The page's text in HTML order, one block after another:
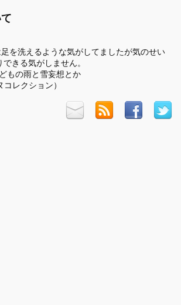
を洗えるような気がしてましたが気のせい
きる気がしません。
もの雨と雪妄想とか
コレクション）